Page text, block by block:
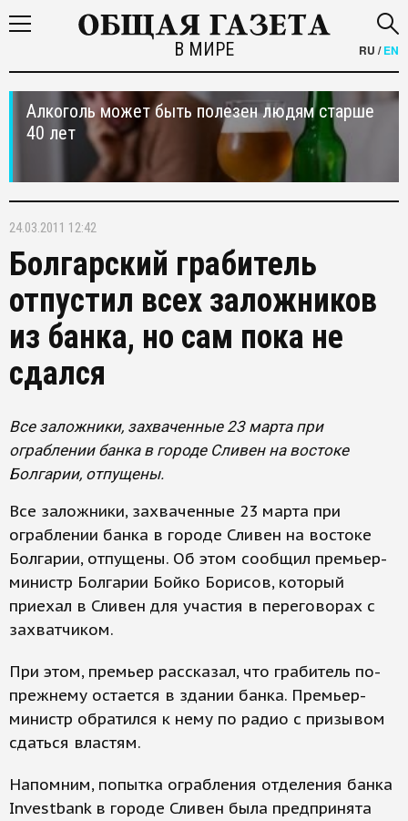
В МИРЕ RU /EN
Алкоголь может быть полезен людям старше
40 лет
24.03.2011 12:42
Болгарский грабитель
отпустил всех заложников
из банка, но сам пока не
сдался
Все заложники, захваченные 23 марта при
ограблении банка в городе Сливен на востоке
Болгарии, отпущены.
Все заложники, захваченные 23 марта при
ограблении банка в городе Сливен на востоке
Болгарии, отпущены. Об этом сообщил премьер-
министр Болгарии Бойко Борисов, который
приехал в Сливен для участия в переговорах с
захватчиком.
При этом, премьер рассказал, что грабитель по-
прежнему остается в здании банка. Премьер-
министр обратился к нему по радио с призывом
сдаться властям.
Напомним, попытка ограбления отделения банка
Investbank в городе Сливен была предпринята